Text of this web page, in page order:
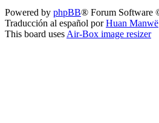
Powered by phpBB® Forum Software
Traducción al español porHuan Manwë
This board uses Air-Box image resizer